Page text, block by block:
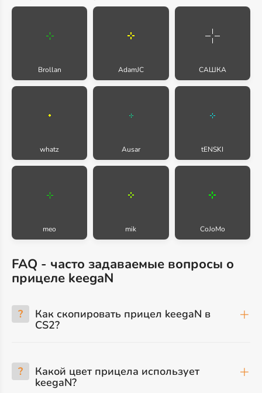
Brollan AdamJC САШКА
whatz Ausar tENSKI
meo mik CoJoMo
FAQ - часто задаваемые вопросы о
прицеле keegaN
? Как скопировать прицел keegaN в
CS2?
? Какой цвет прицела использует
keegaN?